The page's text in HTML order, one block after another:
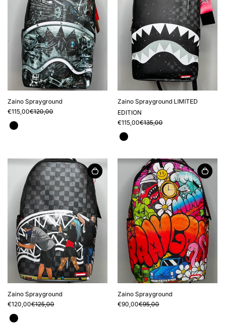
Zaino Sprayground
€115,00€120,00
Zaino Sprayground LIMITED
EDITION
€115,00€135,00
Zaino Sprayground
€120,00€125,00
Zaino Sprayground
€90,00€95,00